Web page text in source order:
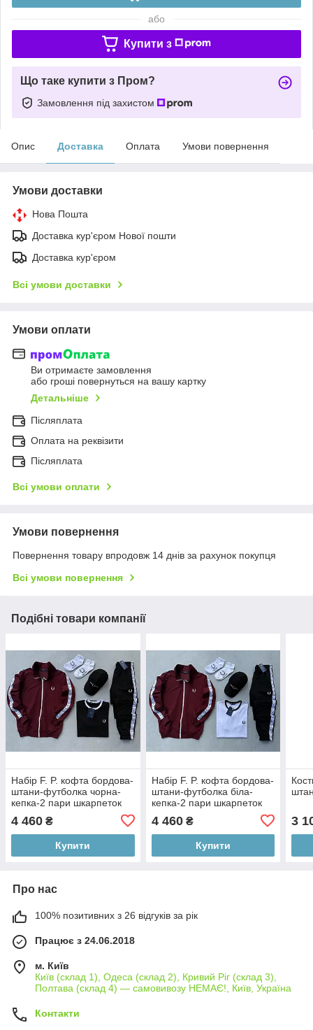
або
Купити з
Що таке купити з Пром?
Замовлення під захистом
Опис Доставка Оплата Умови повернення
Умови доставки
Нова Пошта
Доставка кур'єром Нової пошти
Доставка кур'єром
Всі умови доставки
Умови оплати
Ви отримаєте замовлення
або гроші повернуться на вашу картку
Детальніше
Післяплата
Оплата на реквізити
Післяплата
Всі умови оплати
Умови повернення
Повернення товару впродовж 14 днів за рахунок покупця
Всі умови повернення
Подібні товари компанії
Набір F. P. кофта бордова-
штани-футболка чорна-
кепка-2 пари шкарпеток
4 460 ₴
Купити
Набір F. P. кофта бордова-
штани-футболка біла-
кепка-2 пари шкарпеток
4 460₴
Купити
3
Про нас
100% позитивних з 26 відгуків за рік
Працює з 24.06.2018
м. Київ
Київ (склад 1), Одеса (склад 2), Кривий Ріг (склад 3),
Полтава (склад 4) — самовивозу НЕМАЄ!, Київ, Україна
Контакти